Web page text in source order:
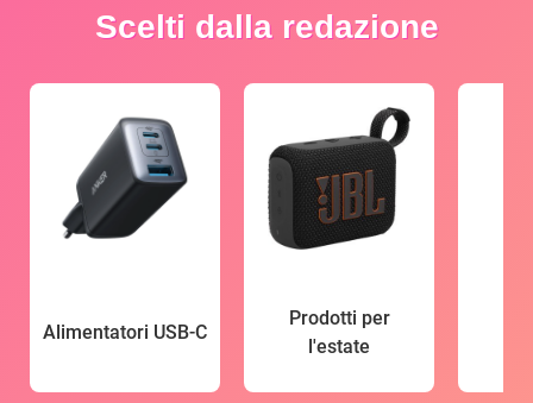
Scelti dalla redazione
Alimentatori USB-C
Prodotti per
l'estate